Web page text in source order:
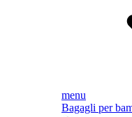
menu
Bagagli per